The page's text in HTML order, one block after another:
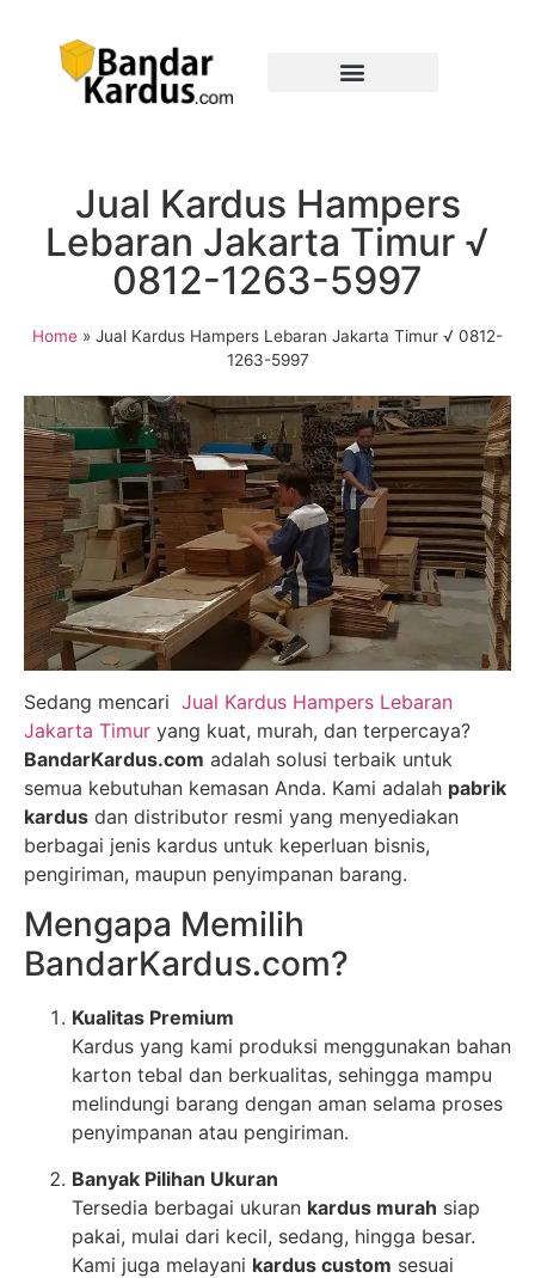
Jual Kardus Hampers
Lebaran Jakarta Timur √
0812-1263-5997
Home » Jual Kardus Hampers Lebaran Jakarta Timur √ 0812-
1263-5997
Sedang mencari Jual Kardus Hampers Lebaran
Jakarta Timur yang kuat, murah, dan terpercaya?
BandarKardus.com adalah solusi terbaik untuk
semua kebutuhan kemasan Anda. Kami adalah pabrik
kardus dan distributor resmi yang menyediakan
berbagai jenis kardus untuk keperluan bisnis,
pengiriman, maupun penyimpanan barang.
Mengapa Memilih
BandarKardus.com?
Kualitas Premium
Kardus yang kami produksi menggunakan bahan
karton tebal dan berkualitas, sehingga mampu
melindungi barang dengan aman selama proses
penyimpanan atau pengiriman.
Banyak Pilihan Ukuran
Tersedia berbagai ukuran kardus murah siap
pakai, mulai dari kecil, sedang, hingga besar.
Kami juga melayani kardus custom sesuai